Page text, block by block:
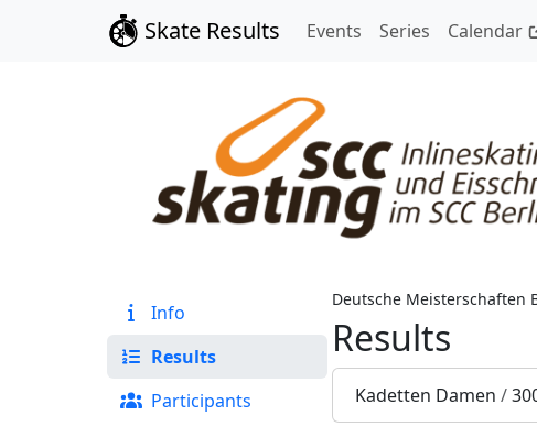
Skate Results Events Series Calendar
Info
Results
Participants
Deutsche Meisterschaften
Results
Kadetten Damen /